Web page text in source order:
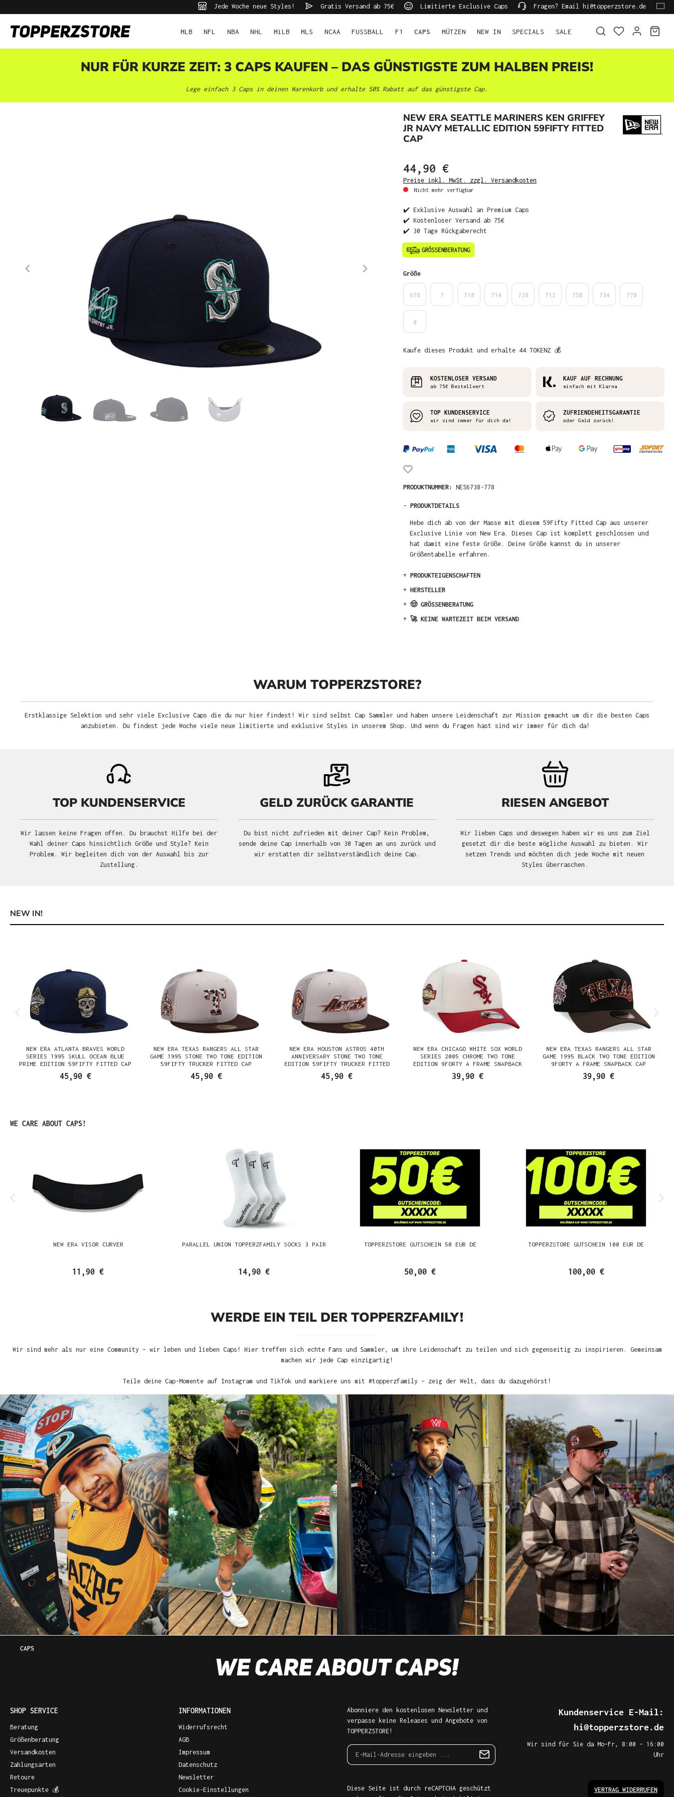
Jede Woche neue Styles! Gratis Versand ab 75€ Limitierte Exclusive Caps Fragen? Email hi@topperzstore.de
MLB NFL NBA NHL MiLB MLS NCAA FUSSBALL F1 CAPS MÜTZEN NEW IN SPECIALS SALE
NUR FÜR KURZE ZEIT: 3 CAPS KAUFEN – DAS GÜNSTIGSTE ZUM HALBEN PREIS!
Lege einfach 3 Caps in deinen Warenkorb und erhalte 50% Rabatt auf das günstigste Cap.
NEW ERA SEATTLE MARINERS KEN GRIFFEY
JR NAVY METALLIC EDITION 59FIFTY FITTED
CAP
44,90 €
Preise inkl. MwSt. zzgl. Versandkosten
Nicht mehr verfügbar
✔️ Exklusive Auswahl an Premium Caps
✔️ Kostenloser Versand ab 75€
✔️ 30 Tage Rückgaberecht
Größeauswählen
678 7 718 714 738 712 758 734 778
8
Kaufe dieses Produkt und erhalte 44 TOKENZ 💰
KOSTENLOSER VERSAND
ab 75€ Bestellwert
KAUF AUF RECHNUNG
einfach mit Klarna
TOP KUNDENSERVICE
wir sind immer für dich da!
ZUFRIENDEHEITSGARANTIE
oder Geld zurück!
PRODUKTNUMMER: NES6738-778
- PRODUKTDETAILS
Hebe dich ab von der Masse mit diesem 59Fifty Fitted Cap aus unserer
Exclusive Linie von New Era. Dieses Cap ist komplett geschlossen und
hat damit eine feste Größe. Deine Größe kannst du in unserer
Größentabelle erfahren.
+ PRODUKTEIGENSCHAFTEN
+ HERSTELLER
+ 🤠 GRÖSSENBERATUNG
+ 🚀 KEINE WARTEZEIT BEIM VERSAND
WARUM TOPPERZSTORE?
Erstklassige Selektion und sehr viele Exclusive Caps die du nur hier findest! Wir sind selbst Cap Sammler und haben unsere Leidenschaft zur Mission gemacht um dir die besten Caps
anzubieten. Du findest jede Woche viele neue limitierte und exklusive Styles in unserem Shop. Und wenn du Fragen hast sind wir immer für dich da!
TOP KUNDENSERVICE
Wir lassen keine Fragen offen. Du brauchst Hilfe bei der
Wahl deiner Caps hinsichtlich Größe und Style? Kein
Problem. Wir begleiten dich von der Auswahl bis zur
Zustellung.
GELD ZURÜCK GARANTIE
Du bist nicht zufrieden mit deiner Cap? Kein Problem,
sende deine Cap innerhalb von 30 Tagen an uns zurück und
wir erstatten dir selbstverständlich deine Cap.
RIESEN ANGEBOT
Wir lieben Caps und deswegen haben wir es uns zum Ziel
gesetzt dir die beste mögliche Auswahl zu bieten. Wir
setzen Trends und möchten dich jede Woche mit neuen
Styles überraschen.
NEW IN!
NEW ERA ATLANTA BRAVES WORLD
SERIES 1995 SKULL OCEAN BLUE
PRIME EDITION 59FIFTY FITTED CAP
45,90 €
NEW ERA TEXAS RANGERS ALL STAR
GAME 1995 STONE TWO TONE EDITION
59FIFTY TRUCKER FITTED CAP
45,90 €
NEW ERA HOUSTON ASTROS 40TH
ANNIVERSARY STONE TWO TONE
EDITION 59FIFTY TRUCKER FITTED
CAP
45,90 €
NEW ERA CHICAGO WHITE SOX WORLD
SERIES 2005 CHROME TWO TONE
EDITION 9FORTY A FRAME SNAPBACK
CAP
39,90 €
NEW ERA TEXAS RANGERS ALL STAR
GAME 1995 BLACK TWO TONE EDITION
9FORTY A FRAME SNAPBACK CAP
39,90 €
Produktgalerie überspringen
WE CARE ABOUT CAPS!
NEW ERA VISOR CURVER
11,90 €
PARALLEL UNION TOPPERZFAMILY SOCKS 3 PAIR
14,90 €
TOPPERZSTORE GUTSCHEIN 50 EUR DE
50,00 €
TOPPERZSTORE GUTSCHEIN 100 EUR DE
100,00 €
WERDE EIN TEIL DER TOPPERZFAMILY!
Wir sind mehr als nur eine Community – wir leben und lieben Caps! Hier treffen sich echte Fans und Sammler, um ihre Leidenschaft zu teilen und sich gegenseitig zu inspirieren. Gemeinsam
machen wir jede Cap einzigartig!
Teile deine Cap-Momente auf Instagram und TikTok und markiere uns mit #topperzfamily – zeig der Welt, dass du dazugehörst!
CAPS
SHOP SERVICE
Beratung
Größenberatung
Versandkosten
Zahlungsarten
Retoure
Treuepunkte 💰
INFORMATIONEN
Widerrufsrecht
AGB
Impressum
Datenschutz
Newsletter
Cookie-Einstellungen
Abonniere den kostenlosen Newsletter und
verpasse keine Releases und Angebote von
TOPPERZSTORE!
Diese Seite ist durch reCAPTCHA geschützt
Kundenservice E-Mail:
hi@topperzstore.de
Wir sind für Sie da Mo–Fr, 8:00 – 16:00
Uhr
VERTRAG WIDERRUFEN